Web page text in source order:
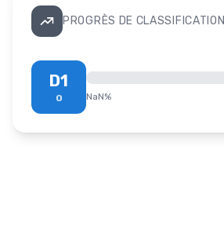
PROGRÈS DE CLASSIFICATION
D1
0 NaN%